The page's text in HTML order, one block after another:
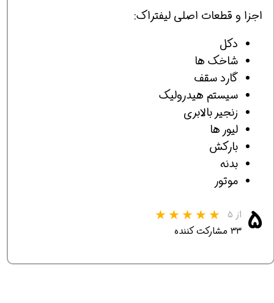
اجزا و قطعات اصلی لیفتراک:
دکل
شاخک ها
گارد سقف
سیستم هیدرولیک
زنجیر بالابری
لیور ها
بارکش
بدنه
موتور
۵ از ۵
۳۳ مشارکت کننده